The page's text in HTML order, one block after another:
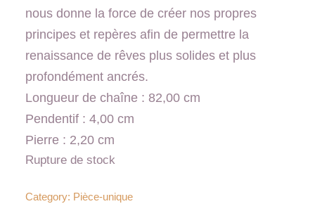
nous donne la force de créer nos propres
principes et repères afin de permettre la
renaissance de rêves plus solides et plus
profondément ancrés.
Longueur de chaîne : 82,00 cm
Pendentif : 4,00 cm
Pierre : 2,20 cm
Rupture de stock
Category: Pièce-unique